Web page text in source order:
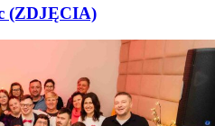
(ZDJĘCIA)